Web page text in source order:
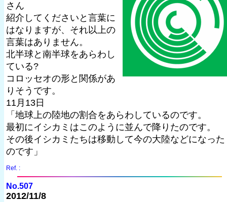
さん
紹介してくださいと言葉に
はなりますが、それ以上の
言葉はありません。
北半球と南半球をあらわし
ている?
コロッセオの形と関係があ
りそうです。
11月13日
「地球上の陸地の割合をあらわしているのです。
最初にイシカミはこのように並んで降りたのです。
その後イシカミたちは移動して今の大陸などになった
のです」
Ref. :
No.507
2012/11/8